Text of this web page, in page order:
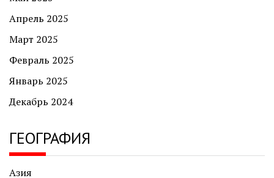
Апрель 2025
Март 2025
Февраль 2025
Январь 2025
Декабрь 2024
ГЕОГРАФИЯ
Азия